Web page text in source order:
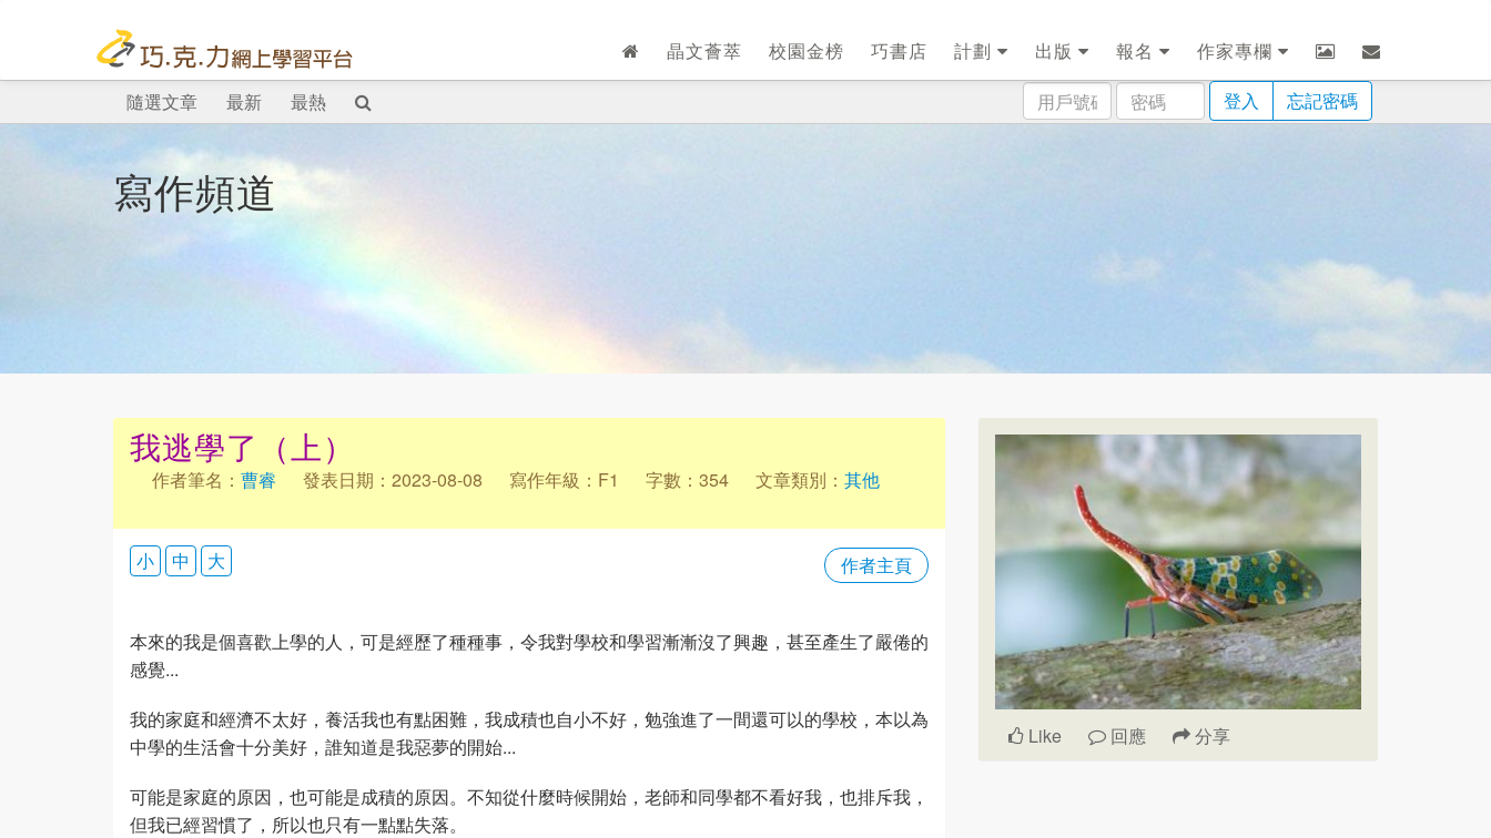
晶文薈萃 校園金榜 巧書店 計劃 出版 報名
作家專欄
用
戶
密
碼
登入 忘記密碼
隨選文章 最新 最熱
寫作頻道
我逃學了（上）
作者筆名： 曹睿 發表日期：2023-08-08 寫作年級：F1 字數：354 文章類別： 其他
作者主頁
小 中 大
本來的我是個喜歡上學的人，可是經歷了種種事，令我對學校和學習漸漸沒了興趣，甚至產生了嚴倦的
感覺...
我的家庭和經濟不太好，養活我也有點困難，我成積也自小不好，勉強進了一間還可以的學校，本以為
中學的生活會十分美好，誰知道是我惡夢的開始...
可能是家庭的原因，也可能是成積的原因。不知從什麼時候開始，老師和同學都不看好我，也排斥我，
但我已經習慣了，所以也只有一點點失落。
Like 回應 分享